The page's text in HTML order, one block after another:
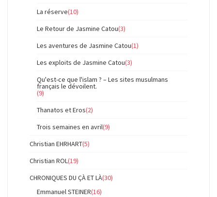
La réserve(10)
Le Retour de Jasmine Catou(3)
Les aventures de Jasmine Catou(1)
Les exploits de Jasmine Catou(3)
Qu'est-ce que l'islam ? – Les sites musulmans
français le dévoilent.
(9)
Thanatos et Eros(2)
Trois semaines en avril(9)
Christian EHRHART(5)
Christian ROL(19)
CHRONIQUES DU ÇÀ ET LÀ(30)
Emmanuel STEINER(16)